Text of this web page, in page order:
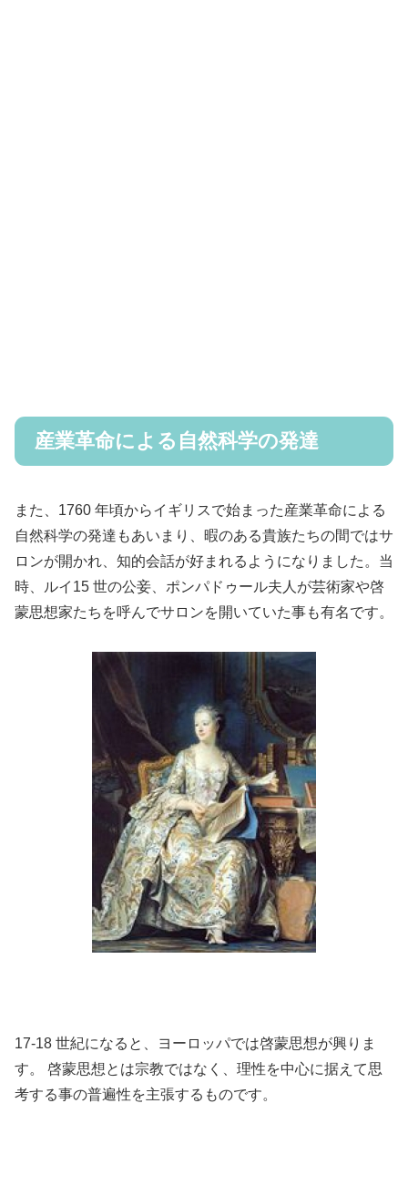
産業革命による自然科学の発達
また、1760 年頃からイギリスで始まった産業革命による
自然科学の発達もあいまり、暇のある貴族たちの間ではサ
ロンが開かれ、知的会話が好まれるようになりました。当
時、ルイ15 世の公妾、ポンパドゥール夫人が芸術家や啓
蒙思想家たちを呼んでサロンを開いていた事も有名です。
17-18 世紀になると、ヨーロッパでは啓蒙思想が興りま
す。 啓蒙思想とは宗教ではなく、理性を中心に据えて思
考する事の普遍性を主張するものです。